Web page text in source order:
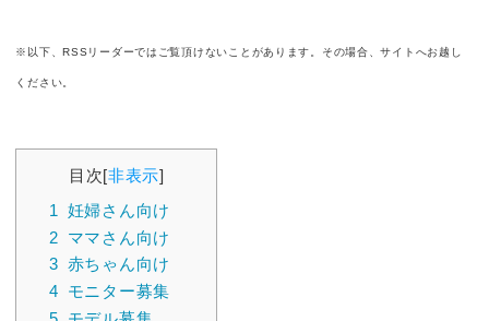
※以下、RSSリーダーではご覧頂けないことがあります。その場合、サイトへお越し
ください。
目次[非表示]
1 妊婦さん向け
2 ママさん向け
3 赤ちゃん向け
4 モニター募集